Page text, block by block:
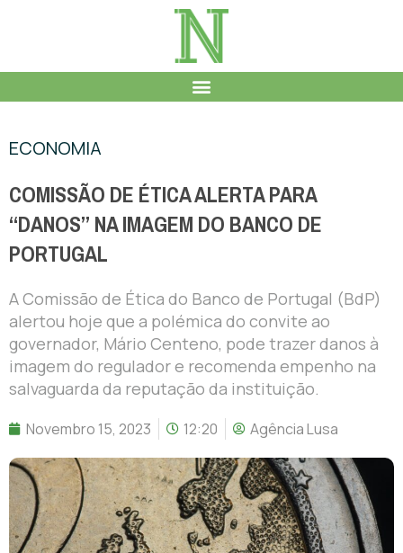
ECONOMIA
COMISSÃO DE ÉTICA ALERTA PARA
“DANOS” NA IMAGEM DO BANCO DE
PORTUGAL
A Comissão de Ética do Banco de Portugal (BdP)
alertou hoje que a polémica do convite ao
governador, Mário Centeno, pode trazer danos à
imagem do regulador e recomenda empenho na
salvaguarda da reputação da instituição.
Novembro 15, 2023 12:20 Agência Lusa